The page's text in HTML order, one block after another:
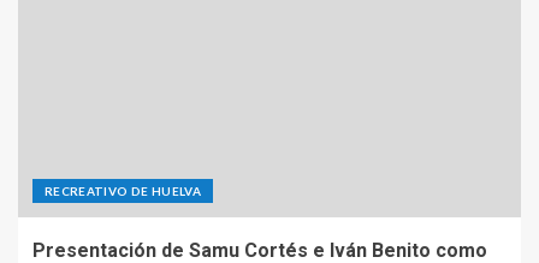
RECREATIVO DE HUELVA
Presentación de Samu Cortés e Iván Benito como